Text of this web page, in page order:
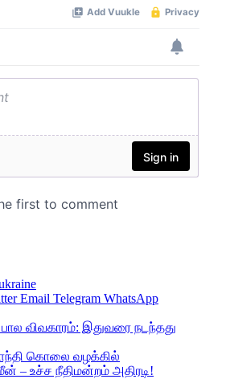
Email Telegram WhatsApp
பால விவகாரம்: இதுவரை நடந்தது
கொலை வழக்கில்
– உச்ச நீதிமன்றம் அதிரடி!